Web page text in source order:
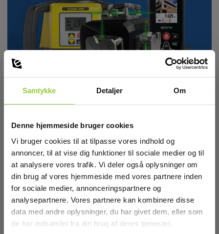
Samtykke Detaljer Om
Denne hjemmeside bruger cookies
Vi bruger cookies til at tilpasse vores indhold og
annoncer, til at vise dig funktioner til sociale medier og til
at analysere vores trafik. Vi deler også oplysninger om
din brug af vores hjemmeside med vores partnere inden
for sociale medier, annonceringspartnere og
analysepartnere. Vores partnere kan kombinere disse
data med andre oplysninger, du har givet dem, eller som
de har indsamlet fra din brug af deres tjenester.
opmålingsopgaver og nivellering og rørlægning på større
entreprenøropgaver.
Se produkterne her